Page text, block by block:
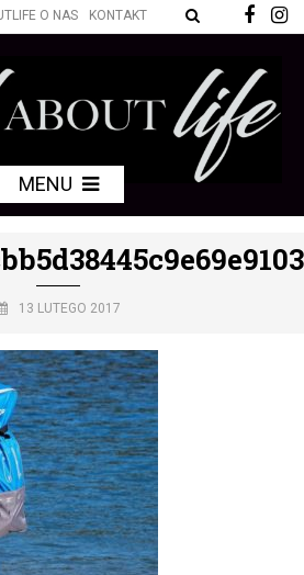
O NAS KONTAKT
MENU
13 LUTEGO 2017